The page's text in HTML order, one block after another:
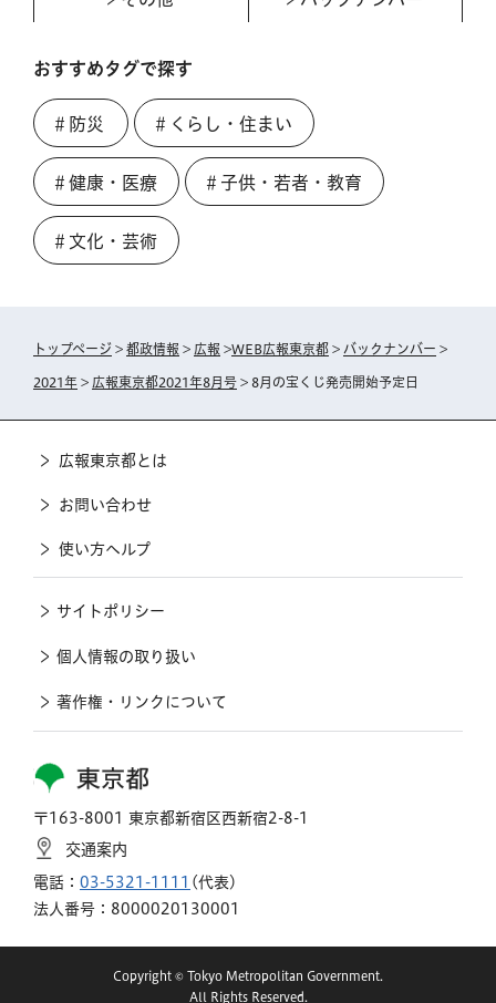
おすすめタグで探す
＃防災 ＃くらし・住まい
＃健康・医療 ＃子供・若者・教育
＃文化・芸術
トップページ > 都政情報 > 広報 >WEB広報東京都 > バックナンバー >
2021年 > 広報東京都2021年8月号 > 8月の宝くじ発売開始予定日
東京都
〒163-8001 東京都新宿区西新宿2-8-1
交通案内
電話： 03-5321-1111 (代表)
法人番号：8000020130001
広報東京都とは
お問い合わせ
使い方ヘルプ
サイトポリシー
個人情報の取り扱い
著作権・リンクについて
Copyright © Tokyo Metropolitan Government.
All Rights Reserved.